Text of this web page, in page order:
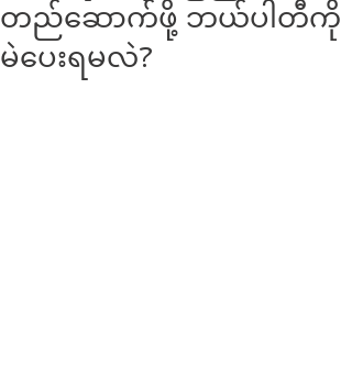
တည်ဆောက်ဖို့ ဘယ်ပါတီကို
မဲပေးရမလဲ?